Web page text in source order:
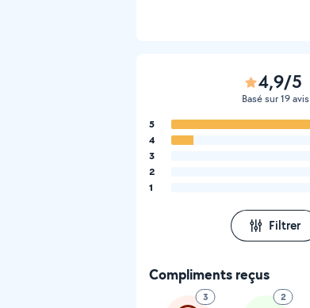
4,9/5
Basé sur 19 avis
5
4
3
2
1
Filtrer
Compliments reçus
3 2